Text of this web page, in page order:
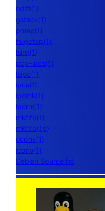
ndiff(1)
gstack(1)
pmap(1)
hugetop(1)
lsirq(1)
pcp-ipcs(1)
lsipc(1)
ipcs(1)
ipcmk(1)
ipcrm(1)
mkfifo(1)
mkfifo(1p)
uconv(1)
iconv(1)
Debian Source list